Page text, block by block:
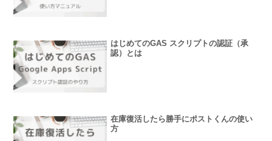
はじめてのGAS スクリプトの認証（承
認）とは
在庫復活したら勝手にポストくんの使い
方